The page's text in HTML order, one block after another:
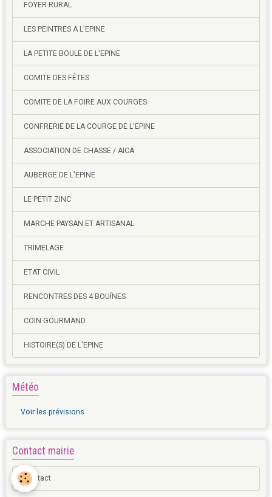
FOYER RURAL
LES PEINTRES A L'EPINE
LA PETITE BOULE DE L'EPINE
COMITE DES FÊTES
COMITE DE LA FOIRE AUX COURGES
CONFRERIE DE LA COURGE DE L'EPINE
ASSOCIATION DE CHASSE / AICA
AUBERGE DE L'EPINE
LE PETIT ZINC
MARCHE PAYSAN ET ARTISANAL
TRIMELAGE
ETAT CIVIL
RENCONTRES DES 4 BOUÏNES
COIN GOURMAND
HISTOIRE(S) DE L'EPINE
Météo
Voir les prévisions
Contact mairie
Contact